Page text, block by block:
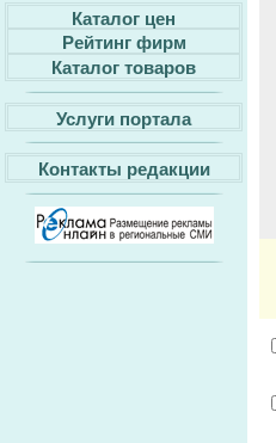
Каталог цен
Рейтинг фирм
Каталог товаров
Услуги портала
Контакты редакции